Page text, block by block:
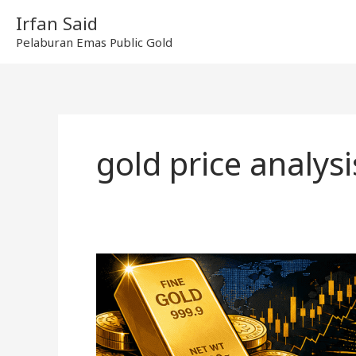
content
Irfan Said
Pelaburan Emas Public Gold
gold price
Harga
Emas
Dunia
2026
Turun